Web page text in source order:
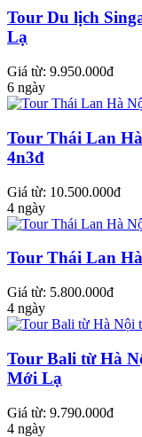
Tour Du lịch
Lạ
Giá từ: 9.950.000đ
6 ngày
Tour Thái Lan
4n3đ
Giá từ: 10.500.000đ
4 ngày
Tour Thái Lan
Giá từ: 5.800.000đ
4 ngày
Tour Bali từ Hà
Mới Lạ
Giá từ: 9.790.000đ
4 ngày